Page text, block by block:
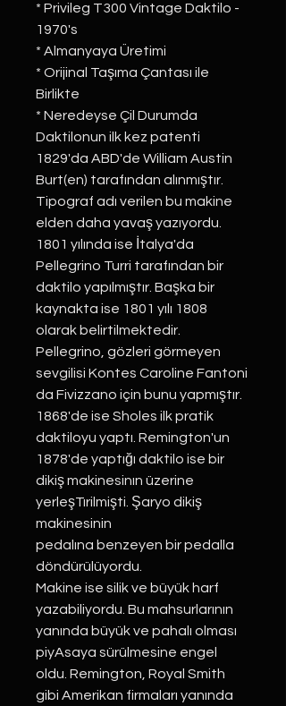
* Privileg T300 Vintage Daktilo -
1970's
* Almanyaya Üretimi
* Orijinal Taşıma Çantası ile
Birlikte
* Neredeyse Çil Durumda
Daktilonun ilk kez patenti
1829'da ABD'de William Austin
Burt(en) tarafından alınmıştır.
Tipograf adı verilen bu makine
elden daha yavaş yazıyordu.
1801 yılında ise İtalya'da
Pellegrino Turri tarafından bir
daktilo yapılmıştır. Başka bir
kaynakta ise 1801 yılı 1808
olarak belirtilmektedir.
Pellegrino, gözleri görmeyen
sevgilisi Kontes Caroline Fantoni
da Fivizzano için bunu yapmıştır.
1868'de ise Sholes ilk pratik
daktiloyu yaptı. Remington'un
1878'de yaptığı daktilo ise bir
dikiş makinesinın üzerine
yerleşTırilmişti. Şaryo dikiş
makinesinin
pedalına benzeyen bir pedalla
döndürülüyordu.
Makine ise silik ve büyük harf
yazabiliyordu. Bu mahsurlarının
yanında büyük ve pahalı olması
piyAsaya sürülmesine engel
oldu. Remington, Royal Smith
gibi Amerikan firmaları yanında